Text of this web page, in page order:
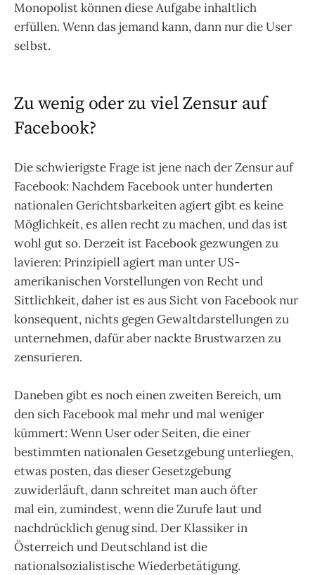
Monopolist können diese Aufgabe inhaltlich
erfüllen. Wenn das jemand kann, dann nur die User
selbst.
Zu wenig oder zu viel Zensur auf
Facebook?
Die schwierigste Frage ist jene nach der Zensur auf
Facebook: Nachdem Facebook unter hunderten
nationalen Gerichtsbarkeiten agiert gibt es keine
Möglichkeit, es allen recht zu machen, und das ist
wohl gut so. Derzeit ist Facebook gezwungen zu
lavieren: Prinzipiell agiert man unter US-
amerikanischen Vorstellungen von Recht und
Sittlichkeit, daher ist es aus Sicht von Facebook nur
konsequent, nichts gegen Gewaltdarstellungen zu
unternehmen, dafür aber nackte Brustwarzen zu
zensurieren.
Daneben gibt es noch einen zweiten Bereich, um
den sich Facebook mal mehr und mal weniger
kümmert: Wenn User oder Seiten, die einer
bestimmten nationalen Gesetzgebung unterliegen,
etwas posten, das dieser Gesetzgebung
zuwiderläuft, dann schreitet man auch öfter
mal ein, zumindest, wenn die Zurufe laut und
nachdrücklich genug sind. Der Klassiker in
Österreich und Deutschland ist die
nationalsozialistische Wiederbetätigung.